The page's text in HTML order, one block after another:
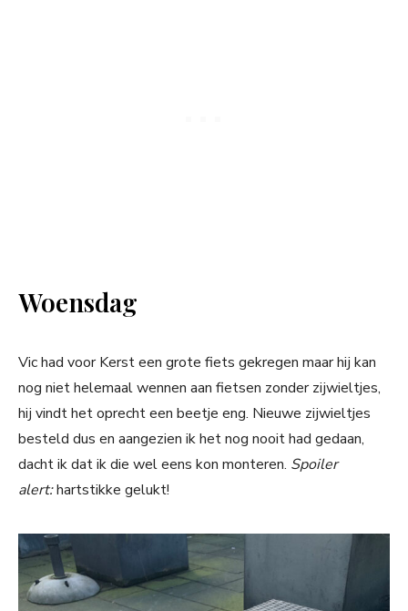
Woensdag
Vic had voor Kerst een grote fiets gekregen maar hij kan
nog niet helemaal wennen aan fietsen zonder zijwieltjes,
hij vindt het oprecht een beetje eng. Nieuwe zijwieltjes
besteld dus en aangezien ik het nog nooit had gedaan,
dacht ik dat ik die wel eens kon monteren. Spoiler
alert:hartstikke gelukt!